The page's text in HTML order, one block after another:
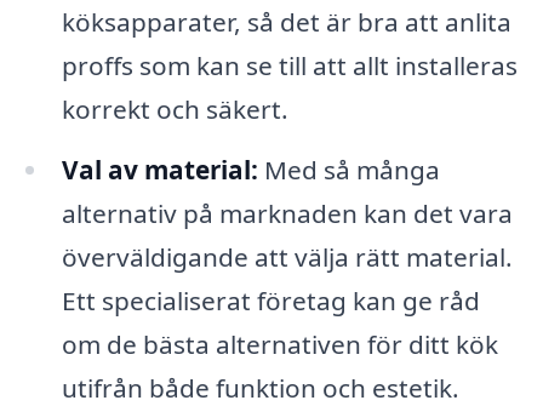
köksapparater, så det är bra att anlita
proffs som kan se till att allt installeras
korrekt och säkert.
Val av material: Med så många
alternativ på marknaden kan det vara
överväldigande att välja rätt material.
Ett specialiserat företag kan ge råd
om de bästa alternativen för ditt kök
utifrån både funktion och estetik.